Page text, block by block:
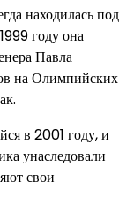
находилась под
году она
Павла
на Олимпийских
в 2001 году, и
унаследовали
свои